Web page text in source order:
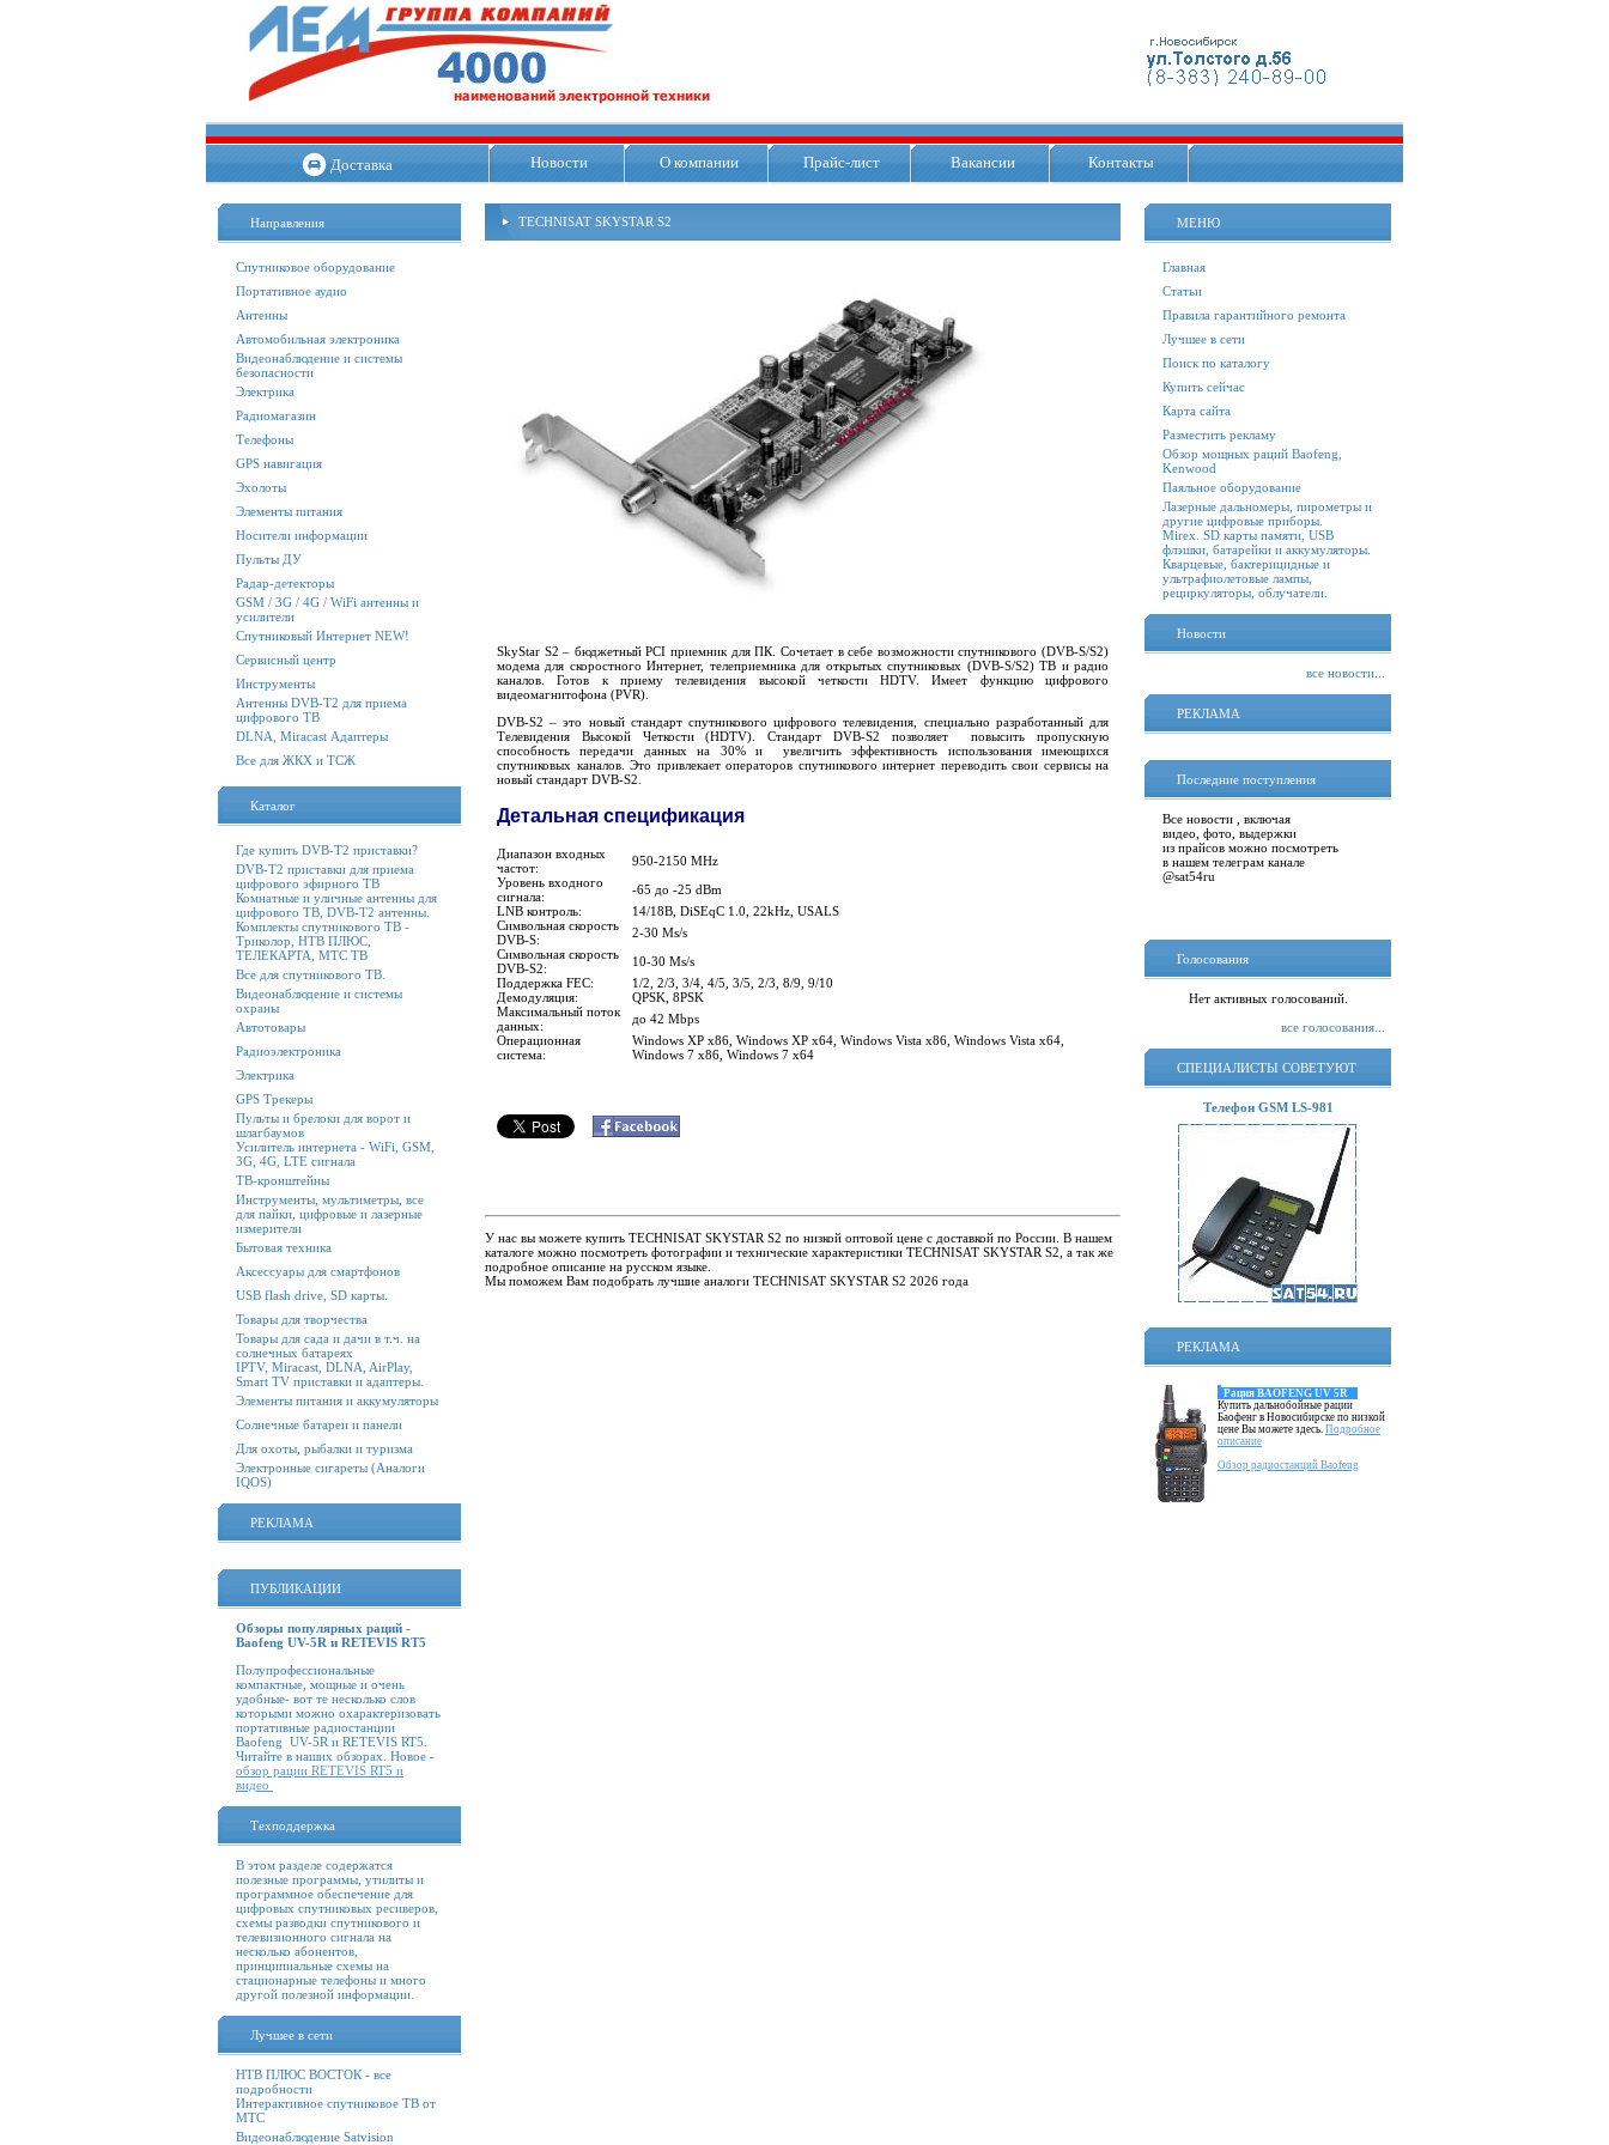
Доставка Новости О компании Прайс-лист Вакансии Контакты
Направления
Спутниковое оборудование
Портативное аудио
Антенны
Автомобильная электроника
Видеонаблюдение и системы
безопасности
Электрика
Радиомагазин
Телефоны
GPS навигация
Эхолоты
Элементы питания
Носители информации
Пульты ДУ
Радар-детекторы
GSM / 3G / 4G / WiFi антенны и
усилители
Спутниковый Интернет NEW!
Сервисный центр
Инструменты
Антенны DVB-T2 для приема
цифрового ТВ
DLNA, Miracast Адаптеры
Все для ЖКХ и ТСЖ
Каталог
Где купить DVB-T2 приставки?
DVB-T2 приставки для приема
цифрового эфирного ТВ
Комнатные и уличные антенны для
цифрового ТВ, DVB-T2 антенны.
Комплекты спутникового ТВ -
Триколор, НТВ ПЛЮС,
ТЕЛЕКАРТА, МТС ТВ
Все для спутникового ТВ.
Видеонаблюдение и системы
охраны
Автотовары
Радиоэлектроника
Электрика
GPS Трекеры
Пульты и брелоки для ворот и
шлагбаумов
Усилитель интернета - WiFi, GSM,
3G, 4G, LTE сигнала
ТВ-кронштейны
Инструменты, мультиметры, все
для пайки, цифровые и лазерные
измерители
Бытовая техника
Аксессуары для смартфонов
USB flash drive, SD карты.
Товары для творчества
Товары для сада и дачи в т.ч. на
солнечных батареях
IPTV, Miracast, DLNA, AirPlay,
Smart TV приставки и адаптеры.
Элементы питания и аккумуляторы
Солнечные батареи и панели
Для охоты, рыбалки и туризма
Электронные сигареты (Аналоги
IQOS)
РЕКЛАМА
ПУБЛИКАЦИИ
Обзоры популярных раций -
Baofeng UV-5R и RETEVIS RT5
Полупрофессиональные
компактные, мощные и очень
удобные- вот те несколько слов
которыми можно охарактеризовать
портативные радиостанции
Baofeng UV-5R и RETEVIS RT5.
Читайте в наших обзорах. Новое -
обзор рации RETEVIS RT5 и
видео
Техподдержка
В этом разделе содержатся
полезные программы, утилиты и
программное обеспечение для
цифровых спутниковых ресиверов,
схемы разводки спутникового и
телевизионного сигнала на
несколько абонентов,
принципиальные схемы на
стационарные телефоны и много
другой полезной информации.
Лучшее в сети
НТВ ПЛЮС ВОСТОК - все
подробности
Интерактивное спутниковое ТВ от
МТС
Видеонаблюдение Satvision
TECHNISAT SKYSTAR S2
SkyStar S2 – бюджетный PCI приемник для ПК. Сочетает в себе возможности спутникового (DVB-S/S2)
модема для скоростного Интернет, телеприемника для открытых спутниковых (DVB-S/S2) ТВ и радио
каналов. Готов к приему телевидения высокой четкости HDTV. Имеет функцию цифрового
видеомагнитофона (PVR).
DVB-S2 – это новый стандарт спутникового цифрового телевидения, специально разработанный для
Телевидения Высокой Четкости (HDTV). Стандарт DVB-S2 позволяет повысить пропускную
способность передачи данных на 30% и увеличить эффективность использования имеющихся
спутниковых каналов. Это привлекает операторов спутникового интернет переводить свои сервисы на
новый стандарт DVB-S2.
Детальная спецификация
Диапазон входных
частот:
950-2150 MHz
Уровень входного
сигнала:
-65 до -25 dBm
LNB контроль:
14/18В, DiSEqC 1.0, 22kHz, USALS
Символьная скорость
DVB-S:
2-30 Ms/s
Символьная скорость
DVB-S2:
10-30 Ms/s
Поддержка FEC:
1/2, 2/3, 3/4, 4/5, 3/5, 2/3, 8/9, 9/10
Демодуляция:
QPSK, 8PSK
Максимальный поток
данных:
до 42 Mbps
Операционная
система:
Windows XP x86, Windows XP x64, Windows Vista x86, Windows Vista x64,
Windows 7 x86, Windows 7 x64
У нас вы можете купить TECHNISAT SKYSTAR S2 по низкой оптовой цене с доставкой по России. В нашем
каталоге можно посмотреть фотографии и технические характеристики TECHNISAT SKYSTAR S2, а так же
подробное описание на русском языке.
Мы поможем Вам подобрать лучшие аналоги TECHNISAT SKYSTAR S2 2026 года
МЕНЮ
Главная
Статьи
Правила гарантийного ремонта
Лучшее в сети
Поиск по каталогу
Купить сейчас
Карта сайта
Разместить рекламу
Обзор мощных раций Baofeng,
Kenwood
Паяльное оборудование
Лазерные дальномеры, пирометры и
другие цифровые приборы.
Mirex. SD карты памяти, USB
флэшки, батарейки и аккумуляторы.
Кварцевые, бактерицидные и
ультрафиолетовые лампы,
рециркуляторы, облучатели.
Новости
все новости...
РЕКЛАМА
Последние поступления
Все новости , включая
видео, фото, выдержки
из прайсов можно посмотреть
в нашем телеграм канале
@sat54ru
Голосования
Нет активных голосований.
все голосования...
СПЕЦИАЛИСТЫ СОВЕТУЮТ
Телефон GSM LS-981
РЕКЛАМА
Рация BAOFENG UV 5R
Купить дальнобойные рации
Баофенг в Новосибирске по низкой
цене Вы можете здесь. Подробное
описание
Обзор радиостанций Baofeng